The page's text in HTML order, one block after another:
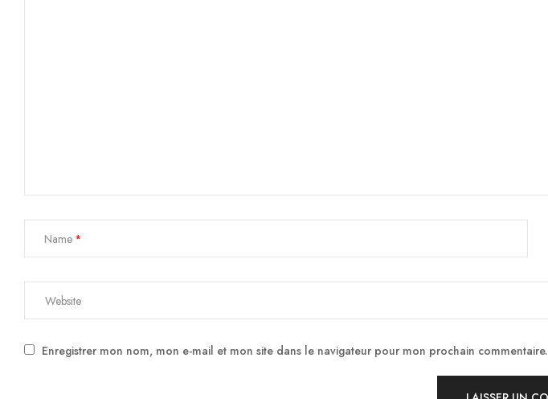
Name
Enregistrer mon nom, mon e-mail et mon site dans le navigateur pour mon prochain commentaire.